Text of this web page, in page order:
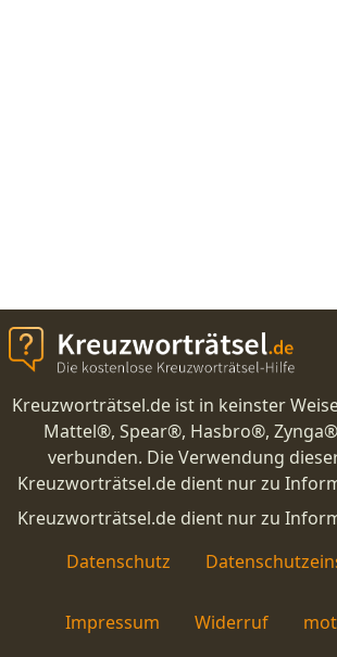
Kreuzworträtsel.de ist in keinster Weise
Mattel®, Spear®, Hasbro®,
verbunden. Die Verwendung
Kreuzworträtsel.de dient nur zu
Kreuzworträtsel.de dient nur zu
Datenschutz
Impressum Widerruf